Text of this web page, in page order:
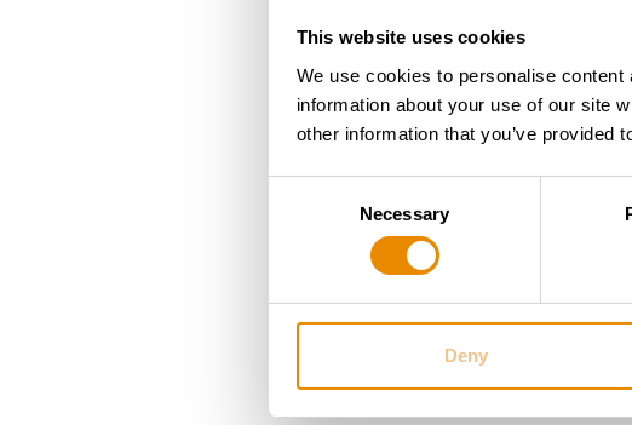
This website uses cookies
We use cookies to personalise
information about your use of our site
other information that you’ve provided
Necessary
Deny